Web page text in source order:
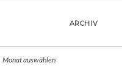
ARCHIV